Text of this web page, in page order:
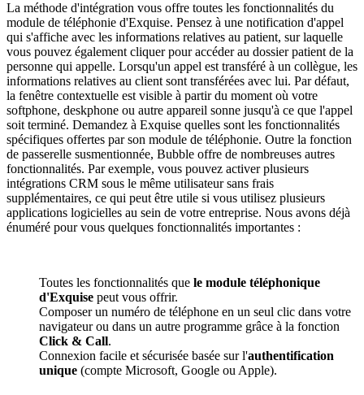
La méthode d'intégration vous offre toutes les fonctionnalités du
module de téléphonie d'Exquise. Pensez à une notification d'appel
qui s'affiche avec les informations relatives au patient, sur laquelle
vous pouvez également cliquer pour accéder au dossier patient de la
personne qui appelle. Lorsqu'un appel est transféré à un collègue, les
informations relatives au client sont transférées avec lui. Par défaut,
la fenêtre contextuelle est visible à partir du moment où votre
softphone, deskphone ou autre appareil sonne jusqu'à ce que l'appel
soit terminé. Demandez à Exquise quelles sont les fonctionnalités
spécifiques offertes par son module de téléphonie. Outre la fonction
de passerelle susmentionnée, Bubble offre de nombreuses autres
fonctionnalités. Par exemple, vous pouvez activer plusieurs
intégrations CRM sous le même utilisateur sans frais
supplémentaires, ce qui peut être utile si vous utilisez plusieurs
applications logicielles au sein de votre entreprise. Nous avons déjà
énuméré pour vous quelques fonctionnalités importantes :
Toutes les fonctionnalités que le module téléphonique
d'Exquise peut vous offrir.
Composer un numéro de téléphone en un seul clic dans votre
navigateur ou dans un autre programme grâce à la fonction
Click & Call.
Connexion facile et sécurisée basée sur l'authentification
unique (compte Microsoft, Google ou Apple).